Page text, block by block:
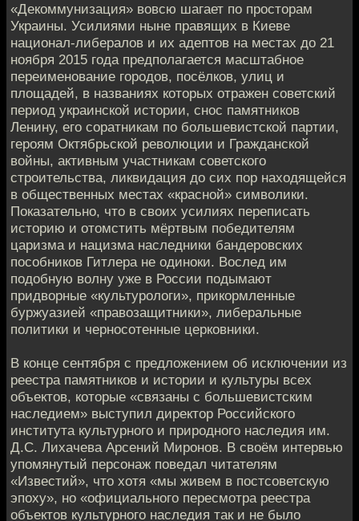
«Декоммунизация» вовсю шагает по просторам
Украины. Усилиями ныне правящих в Киеве
национал-либералов и их адептов на местах до 21
ноября 2015 года предполагается масштабное
переименование городов, посёлков, улиц и
площадей, в названиях которых отражен советский
период украинской истории, снос памятников
Ленину, его соратникам по большевистской партии,
героям Октябрьской революции и Гражданской
войны, активным участникам советского
строительства, ликвидация до сих пор находящейся
в общественных местах «красной» символики.
Показательно, что в своих усилиях переписать
историю и отомстить мёртвым победителям
царизма и нацизма наследники бандеровских
пособников Гитлера не одиноки. Вослед им
подобную волну уже в России подымают
придворные «культурологи», прикормленные
буржуазией «правозащитники», либеральные
политики и черносотенные церковники.
В конце сентября с предложением об исключении из
реестра памятников и истории и культуры всех
объектов, которые «связаны с большевистским
наследием» выступил директор Российского
института культурного и природного наследия им.
Д.С. Лихачева Арсений Миронов. В своём интервью
упомянутый персонаж поведал читателям
«Известий», что хотя «мы живем в постсоветскую
эпоху», но «официального пересмотра реестра
объектов культурного наследия так и не было